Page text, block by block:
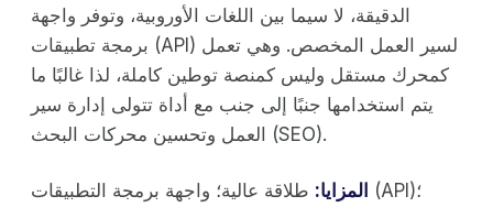
الدقيقة، لا سيما بين اللغات الأوروبية، وتوفر واجهة
برمجة تطبيقات (API) لسير العمل المخصص. وهي تعمل
كمحرك مستقل وليس كمنصة توطين كاملة، لذا غالبًا ما
يتم استخدامها جنبًا إلى جنب مع أداة تتولى إدارة سير
العمل وتحسين محركات البحث (SEO).
المزايا: طلاقة عالية؛ واجهة برمجة التطبيقات (API)؛